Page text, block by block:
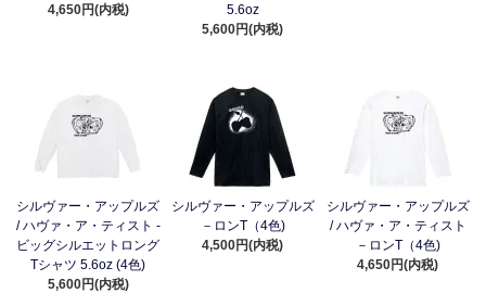
4,650円(内税)
5.6oz
5,600円(内税)
シルヴァー・アップルズ
/ ハヴァ・ア・ティスト -
ビッグシルエットロング
Tシャツ 5.6oz (4色)
5,600円(内税)
シルヴァー・アップルズ
－ロンT（4色)
4,500円(内税)
シルヴァー・アップルズ
/ ハヴァ・ア・ティスト
－ロンT（4色)
4,650円(内税)